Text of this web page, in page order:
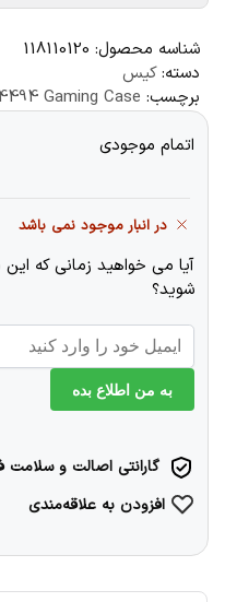
شناسه محصول: 118110120
دسته:کیس
برچسب: Gaming Case
اتمام موجودی
در انبار موجود نمی باشد
آیا می خواهید زمانی که
شوید؟
به من اطلاع بده
گارانتی اصالت و سلامت
افزودن به علاقه‌مندی